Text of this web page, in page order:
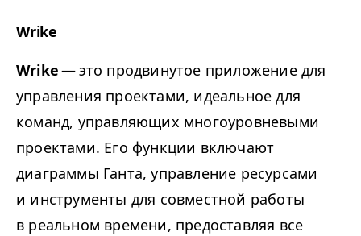
Wrike
Wrike— это продвинутое приложение для
управления проектами, идеальное для
команд, управляющих многоуровневыми
проектами. Его функции включают
диаграммы Ганта, управление ресурсами
и инструменты для совместной работы
в реальном времени, предоставляя все